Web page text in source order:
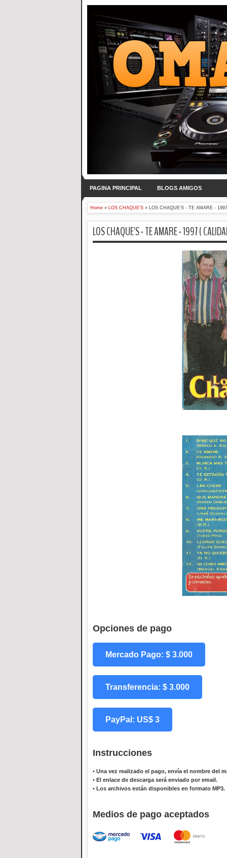
PAGINA PRINCIPAL BLOGS AMIGOS
Home » LOS CHAQUE'S » LOS CHAQUE'S - TE AMARE -
LOS CHAQUE'S - TE AMARE - 1997 (
Opciones de pago
Mercado Pago: $ 3.000
Transferencia: $ 3.000
PayPal: US$ 3
Instrucciones
• Una vez realizado el pago, envía el nombre del
• El enlace de descarga será enviado por email.
• Los archivos están disponibles en formato MP3.
Medios de pago aceptados